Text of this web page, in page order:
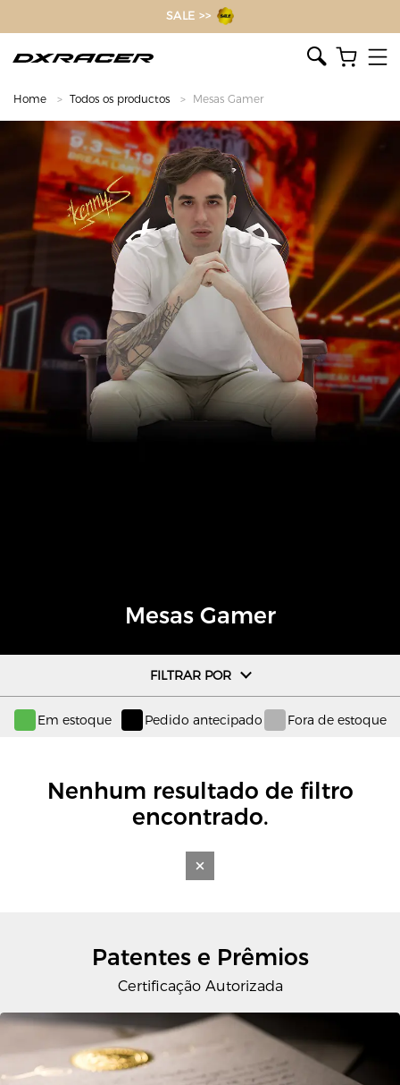
O inventor da cadeira gamer
SALE >>
Home Todos os productos Mesas Gamer
Mesas Gamer
FILTRAR POR
Em estoque Pedido antecipado Fora de estoque
Nenhum resultado de filtro
encontrado.
Patentes e Prêmios
Certificação Autorizada